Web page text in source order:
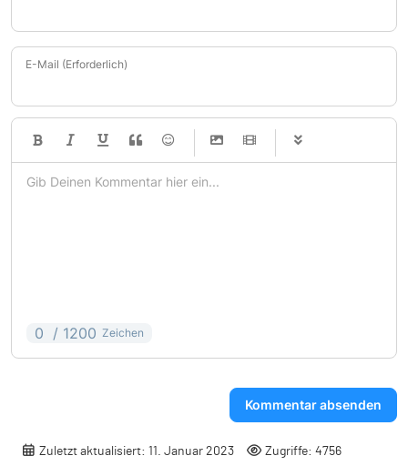
E-Mail (Erforderlich)
-
-
-
0 / 1200 Zeichen
Kommentar absenden
Zuletzt aktualisiert: 11. Januar 2023 Zugriffe: 4756